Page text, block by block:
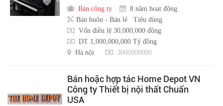
Bán công ty
8 năm hoạt động
Bán buôn - Bán lẻ
Tiêu dùng
Vốn điều lệ 30,000,000 đồng
DT 1,000,000,000 Tỷ đồng
Hà nội
3000000000
Bán hoặc hợp tác Home Depot VN
Công ty Thiết bị nội thất Chuẩn
USA